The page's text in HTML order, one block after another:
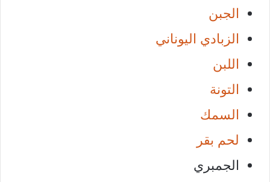
الجبن
الزبادي اليوناني
اللبن
التونة
السمك
لحم بقر
الجمبري